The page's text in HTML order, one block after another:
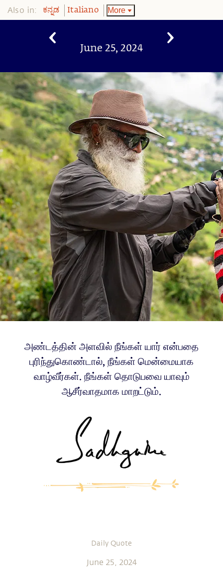
Also in: ಕನ್ನಡ Italiano More
June 25, 2024
அண்டத்தின் அளவில் நீங்கள் யார் என்பதை
புரிந்துகொண்டால், நீங்கள் மென்மையாக
வாழ்வீர்கள். நீங்கள் தொடுபவை யாவும்
ஆசீர்வாதமாக மாறட்டும்.
Daily Quote
June 25, 2024